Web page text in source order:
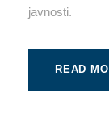
javnosti.
READ